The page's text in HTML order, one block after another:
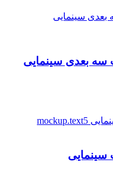
سه بعدی سینمایی
سینمایی